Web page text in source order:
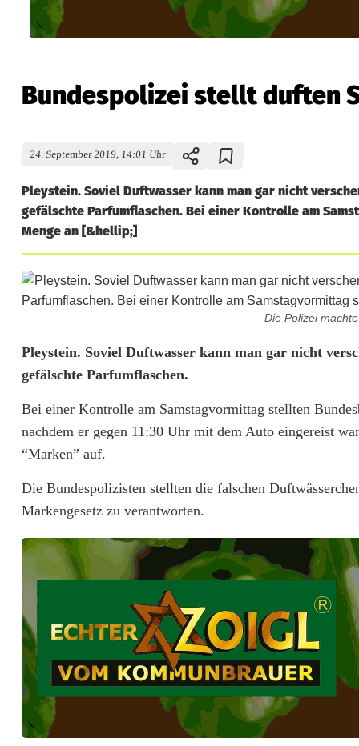
Bundespolizei stellt duften
24. September 2019, 14:01 Uhr
Pleystein. Soviel Duftwasser kann man gar nicht
gefälschte Parfumflaschen. Bei einer Kontrolle am
Menge an [&hellip;]
Die Polizei
B
u
n
d
s
p
l
i
z
e
i
Pleystein. Soviel Duftwasser kann man gar nicht
gefälschte Parfumflaschen.
Bei einer Kontrolle am Samstagvormittag stellten
nachdem er gegen 11:30 Uhr mit dem Auto eingereist
“Marken” auf.
Die Bundespolizisten stellten die falschen
Markengesetz zu verantworten.